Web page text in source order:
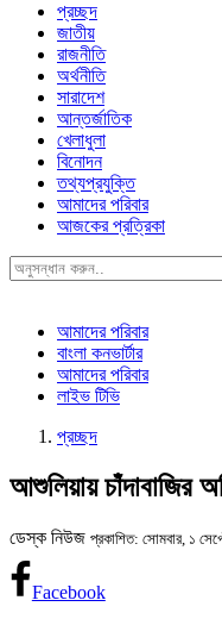
প্রচ্ছদ
জাতীয়
রাজনীতি
অর্থনীতি
সারাদেশ
আন্তর্জাতিক
খেলাধুলা
বিনোদন
তথ্যপ্রযুক্তি
আমাদের পরিবার
আজকের প্রত্রিকা
আমাদের পরিবার
বাংলা কনভার্টার
আমাদের পরিবার
লাইভ টিভি
প্রচ্ছদ
আশুলিয়ায় চাঁদাবাজির
ডেস্ক নিউজ প্রকাশিত: সোমবার, ১
Facebook